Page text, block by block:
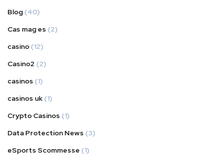
Blog (40)
Cas mag es (2)
casino (12)
Casino2 (2)
casinos (1)
casinos uk (1)
Crypto Casinos (1)
Data Protection News (3)
eSports Scommesse (1)